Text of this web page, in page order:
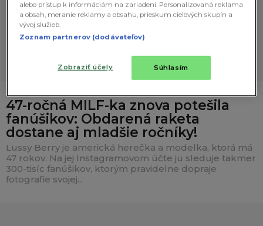
47-ročná MILF-ka znova potešila
fanúšikov: Obdarená raketa
dostane aj mladšie ročníky!
Lussy Berry je americká herečka a modelka, ktorá má
47 rokov. Na jej Instagramovom účte ju sleduje takmer
300-tisíc fanúšikov, ktorým pravidelne dopraje
fotografie svojej...
alebo prístup k informáciám na zariadení. Personalizovaná reklama
a obsah, meranie reklamy a obsahu, prieskum cieľových skupín a
vývoj služieb.
Zoznam partnerov (dodávateľov)
Súhlasím
Zobraziť účely